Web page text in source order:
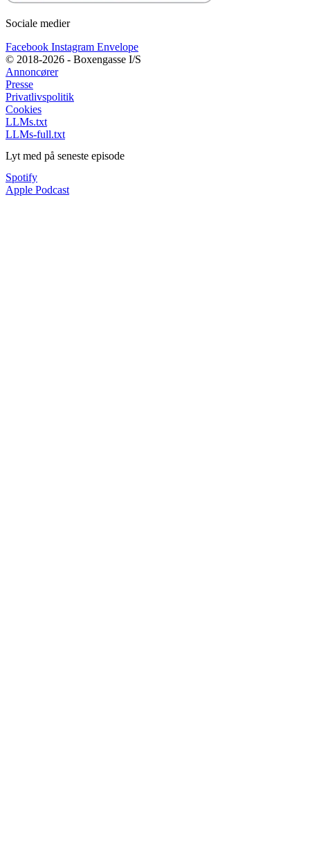
Sociale medier
Facebook Instagram Envelope
© 2018-2026 - Boxengasse I/S
Annoncører
Presse
Privatlivspolitik
Cookies
LLMs.txt
LLMs-full.txt
Lyt med på seneste episode
Spotify
Apple Podcast